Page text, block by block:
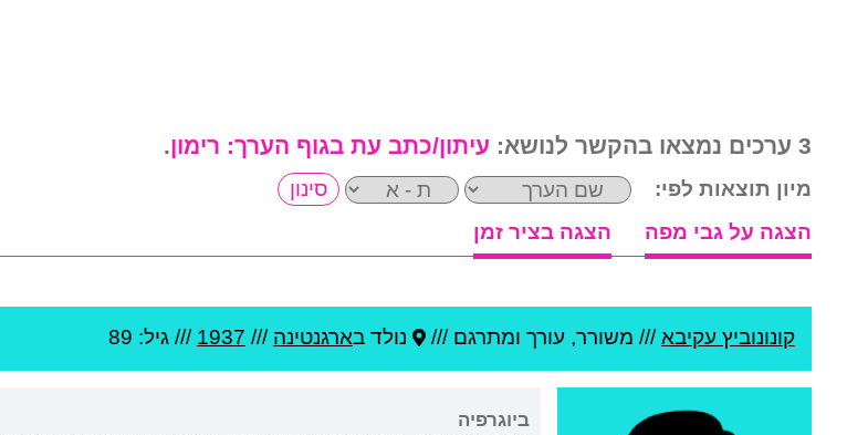
3 ערכים נמצאו בהקשר לנושא: עיתון/כתב עת בגוף הערך: רימון.
מיון תוצאות לפי:
הצגה על גבי מפה
הצגה בציר זמן
קונונוביץ עקיבא /// משורר, עורך ומתרגם /// נולד בארגנטינה ///
1937 /// גיל: 89
ביוגרפיה